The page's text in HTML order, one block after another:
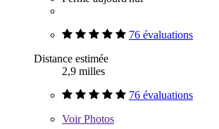
76 évaluations
Distance estimée
2,9 milles
76 évaluations
VoirPhotos